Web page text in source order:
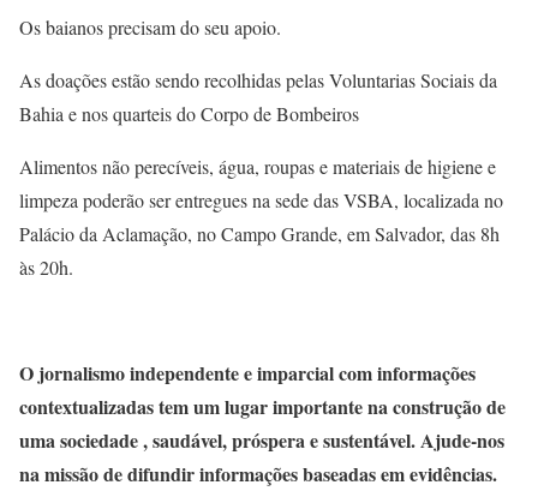
Os baianos precisam do seu apoio.
As doações estão sendo recolhidas pelas Voluntarias Sociais da
Bahia e nos quarteis do Corpo de Bombeiros
Alimentos não perecíveis, água, roupas e materiais de higiene e
limpeza poderão ser entregues na sede das VSBA, localizada no
Palácio da Aclamação, no Campo Grande, em Salvador, das 8h
às 20h.
O jornalismo independente e imparcial com informações
contextualizadas tem um lugar importante na construção de
uma sociedade , saudável, próspera e sustentável. Ajude-nos
na missão de difundir informações baseadas em evidências.